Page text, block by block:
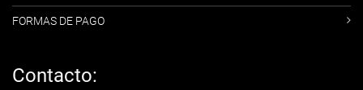
FORMAS DE PAGO
Contacto: